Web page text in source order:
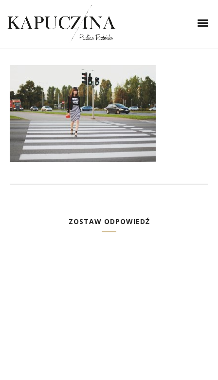
16 września 2014
IMG_2435
Written by
ZOSTAW ODPOWIEDŹ